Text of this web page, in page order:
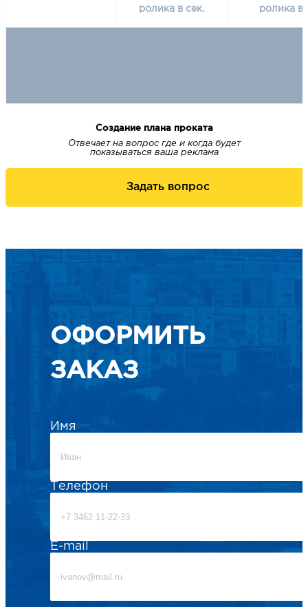
ролика в сек. ролика в
Создание плана проката
Отвечает на вопрос где и когда будет
показываться ваша реклама
Задать вопрос
ОФОРМИТЬ
ЗАКАЗ
Имя
Телефон
E-mail